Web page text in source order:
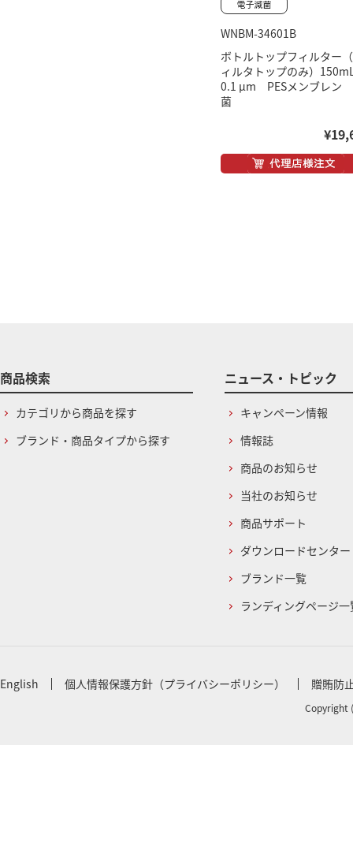
WNBM-34601B
ボトルトップフィルター
ィルタトップのみ）
0.1 μm PESメンブレン
菌
商品検索
カテゴリから商品を探す
ブランド・商品タイプから探す
ニュース・トピック
キャンペーン情報
情報誌
商品のお知らせ
当社のお知らせ
商品サポート
ダウンロードセンター
ブランド一覧
ランディングページ一
English 個人情報保護方針（プライバシーポリシー） 贈賄防
Copyright